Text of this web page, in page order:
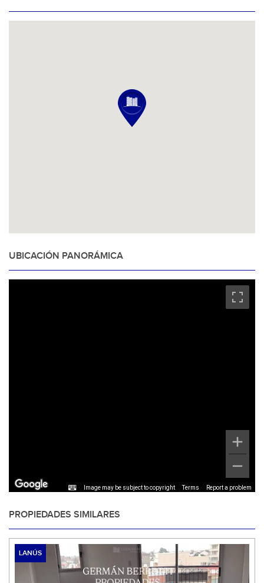
UBICACIÓN PANORÁMICA
Image may be subject to copyright Terms Report a problem
PROPIEDADES SIMILARES
LANÚS